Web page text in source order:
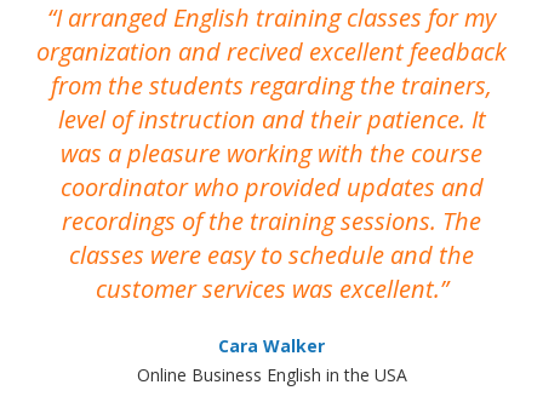
I arranged English training classes for my
organization and recived excellent feedback
from the students regarding the trainers,
level of instruction and their patience. It
was a pleasure working with the course
coordinator who provided updates and
recordings of the training sessions. The
classes were easy to schedule and the
customer services was excellent.
Cara Walker
Online Business English in the USA